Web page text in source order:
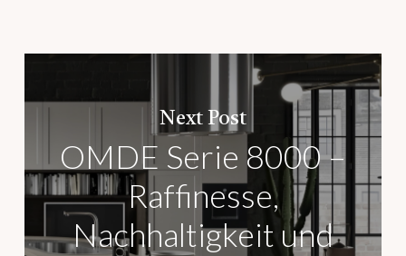
Next Post
OMDE Serie 8000 –
Raffinesse,
Nachhaltigkeit und